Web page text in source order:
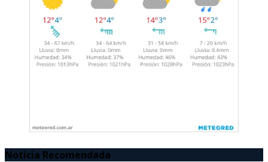
Noticia Recomendada